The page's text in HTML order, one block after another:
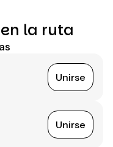
la ruta
Unirse
Unirse